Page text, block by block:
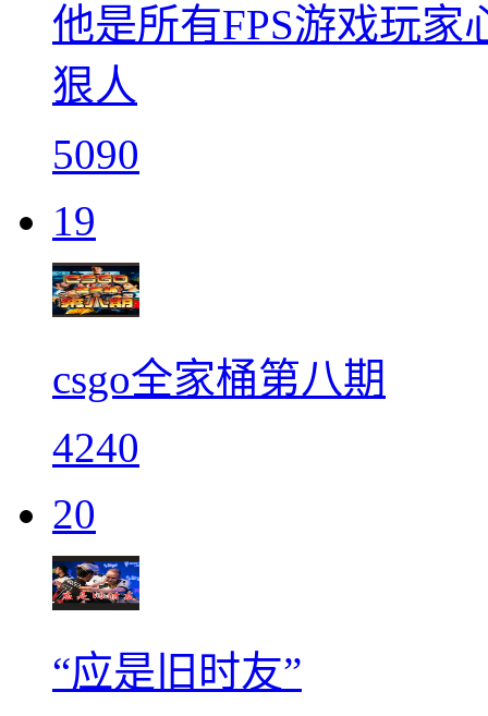
他是所有FPS游戏玩
狠人
5090
19
csgo全家桶第八期
4240
20
“应是旧时友”